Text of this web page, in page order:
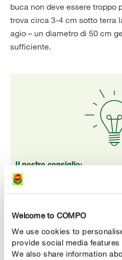
Welcome to COMPO
We use cookies to
provide social media
We also share information
buca non deve essere troppo
trova circa 3-4 cm sotto terra
agio – un diametro di 50 cm
sufficiente.
Il nostro consiglio:
Anche in vaso le peonie
bellezza in un ambiente non
innaffiarla con acqua tiepida!